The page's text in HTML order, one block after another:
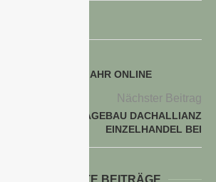
SEIT EINEM JAHR ONLINE
Nächster Beitrag
TRITT DER HAGEBAU DACHALLIANZ
EINZELHANDEL BEI
INTERESSANTE BEITRÄGE